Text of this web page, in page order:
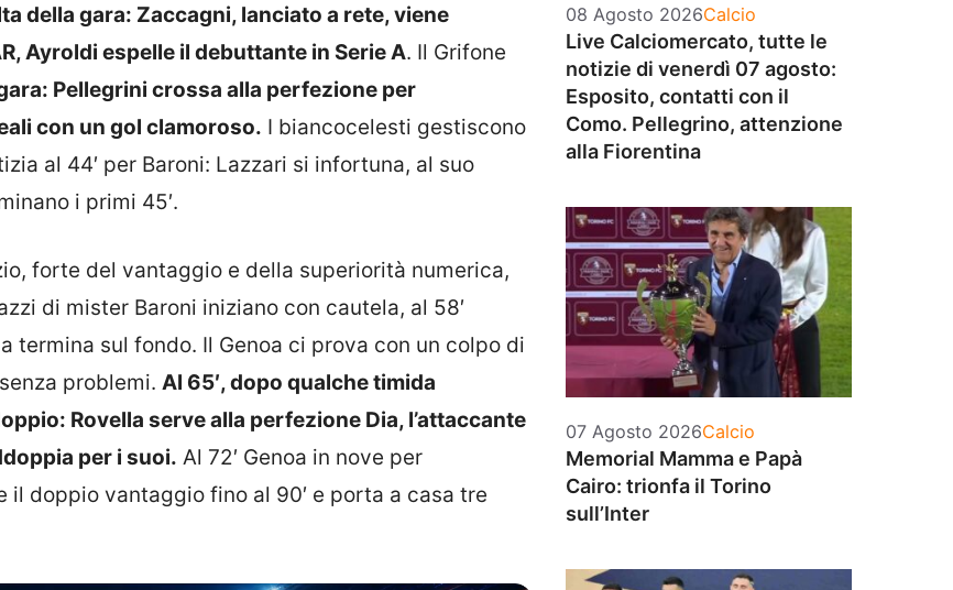
della gara: Zaccagni, lanciato a rete, viene
Ayroldi espelle il debuttante in Serie A. Il Grifone
Pellegrini crossa alla perfezione per
con un gol clamoroso. I biancocelesti gestiscono
al 44′ per Baroni: Lazzari si infortuna, al suo
i primi 45′.
forte del vantaggio e della superiorità numerica,
di mister Baroni iniziano con cautela, al 58′
termina sul fondo. Il Genoa ci prova con un colpo di
problemi. Al 65′, dopo qualche timida
Rovella serve alla perfezione Dia, l’attaccante
per i suoi. Al 72′ Genoa in nove per
il doppio vantaggio fino al 90′ e porta a casa tre
08 Agosto 2026Categorie
Calcio
Live Calciomercato, tutte le
notizie di venerdì 07 agosto:
Esposito, contatti con il
Como. Pellegrino, attenzione
alla Fiorentina
07 Agosto 2026Categorie
Calcio
Memorial Mamma e Papà
Cairo: trionfa il Torino
sull’Inter